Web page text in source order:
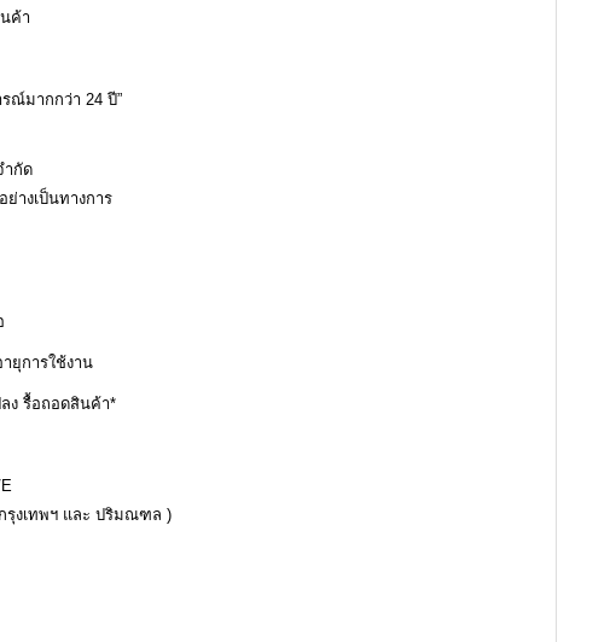
ค้า
ณ์มากกว่า 24 ปี”
ำกัด
างเป็นทางการ
ยุการใช้งาน
ง รื้อถอดสินค้า*
รุงเทพฯ และ ปริมณฑล )